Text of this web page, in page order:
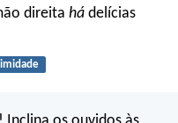
direita há delícias